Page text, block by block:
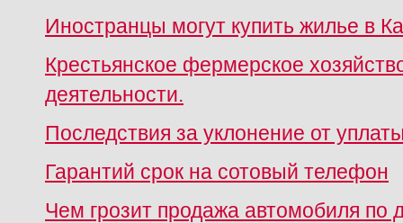
Иностранцы могут купить жилье в
Крестьянское фермерское
деятельности.
Последствия за уклонение от
Гарантий срок на сотовый телефон
Чем грозит продажа автомобиля по